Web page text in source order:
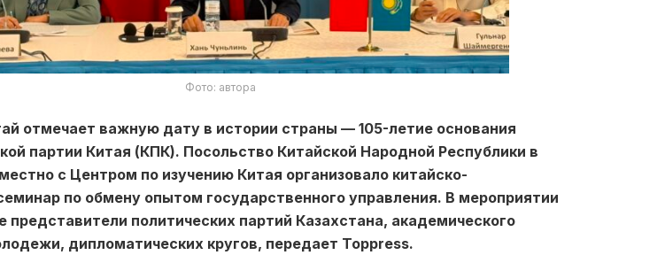
Фото: автора
отмечает важную дату в истории страны — 105-летие основания
партии Китая (КПК). Посольство Китайской Народной Республики в
с Центром по изучению Китая организовало китайско-
по обмену опытом государственного управления. В мероприятии
представители политических партий Казахстана, академического
дипломатических кругов, передает Toppress.